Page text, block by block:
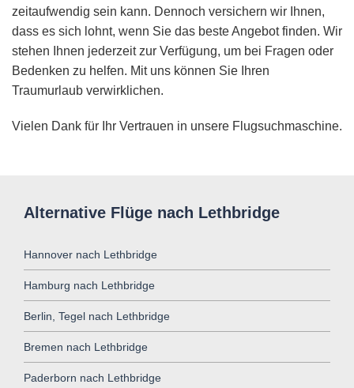
zeitaufwendig sein kann. Dennoch versichern wir Ihnen,
dass es sich lohnt, wenn Sie das beste Angebot finden. Wir
stehen Ihnen jederzeit zur Verfügung, um bei Fragen oder
Bedenken zu helfen. Mit uns können Sie Ihren
Traumurlaub verwirklichen.
Vielen Dank für Ihr Vertrauen in unsere Flugsuchmaschine.
Alternative Flüge nach Lethbridge
Hannover nach Lethbridge
Hamburg nach Lethbridge
Berlin, Tegel nach Lethbridge
Bremen nach Lethbridge
Paderborn nach Lethbridge